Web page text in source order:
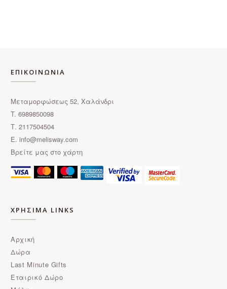
ΕΠΙΚΟΙΝΩΝΙΑ
Μεταμορφώσεως 52, Χαλάνδρι
T. 6989850098
Τ. 2117504504
E. info@melisway.com
Βρείτε μας στο χάρτη
ΧΡΗΣΙΜΑ LINKS
Αρχική
Δώρα
Last Minute Gifts
Εταιρικό Δώρο